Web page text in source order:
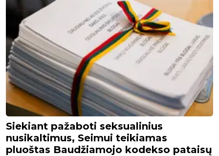
Siekiant pažaboti seksualinius
nusikaltimus, Seimui teikiamas
pluoštas Baudžiamojo kodekso pataisų